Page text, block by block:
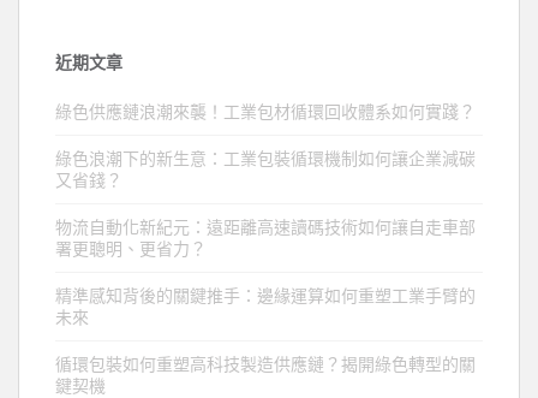
近期文章
綠色供應鏈浪潮來襲！工業包材循環回收體系如何實踐？
綠色浪潮下的新生意：工業包裝循環機制如何讓企業減碳
又省錢？
物流自動化新紀元：遠距離高速讀碼技術如何讓自走車部
署更聰明、更省力？
精準感知背後的關鍵推手：邊緣運算如何重塑工業手臂的
未來
循環包裝如何重塑高科技製造供應鏈？揭開綠色轉型的關
鍵契機